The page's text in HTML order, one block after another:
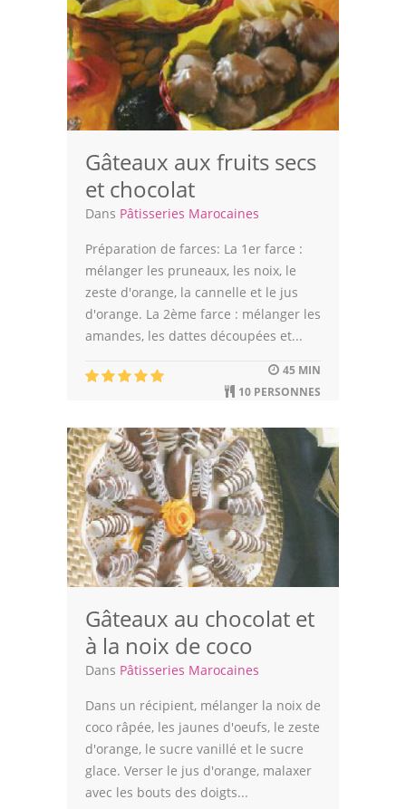
Gâteaux aux fruits secs
et chocolat
Dans Pâtisseries Marocaines
Préparation de farces: La 1er farce :
mélanger les pruneaux, les noix, le
zeste d'orange, la cannelle et le jus
d'orange. La 2ème farce : mélanger les
amandes, les dattes découpées et...
45 MIN
10 PERSONNES
Gâteaux au chocolat et
à la noix de coco
Dans Pâtisseries Marocaines
Dans un récipient, mélanger la noix de
coco râpée, les jaunes d'oeufs, le zeste
d'orange, le sucre vanillé et le sucre
glace. Verser le jus d'orange, malaxer
avec les bouts des doigts...